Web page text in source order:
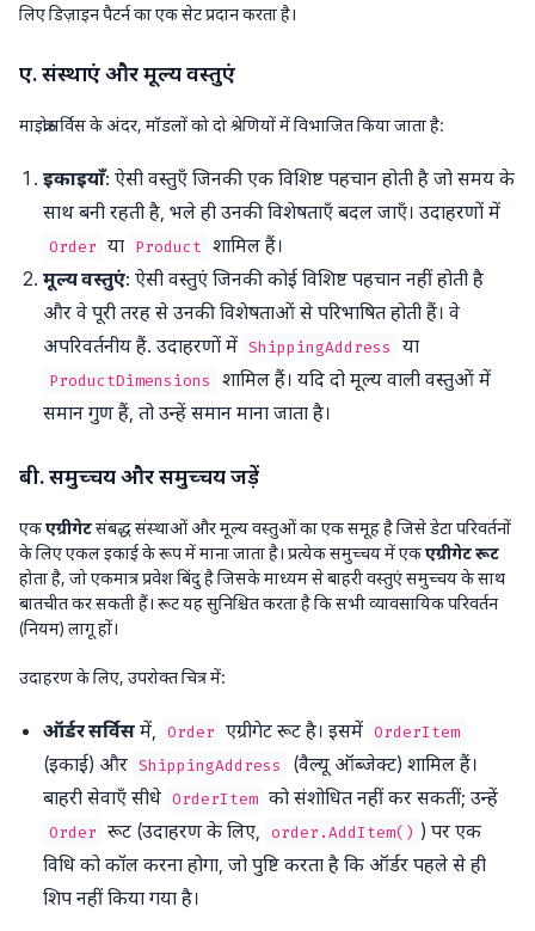
लिए डिज़ाइन पैटर्न का एक सेट प्रदान करता है।
ए. संस्थाएं और मूल्य वस्तुएं
माइक्रोसर्विस के अंदर, मॉडलों को दो श्रेणियों में विभाजित किया जाता है:
इकाइयाँ: ऐसी वस्तुएँ जिनकी एक विशिष्ट पहचान होती है जो समय के
साथ बनी रहती है, भले ही उनकी विशेषताएँ बदल जाएँ। उदाहरणों में
Order या Product शामिल हैं।
मूल्य वस्तुएं: ऐसी वस्तुएं जिनकी कोई विशिष्ट पहचान नहीं होती है
और वे पूरी तरह से उनकी विशेषताओं से परिभाषित होती हैं। वे
अपरिवर्तनीय हैं. उदाहरणों में ShippingAddress या
ProductDimensions
शामिल हैं। यदि दो मूल्य वाली वस्तुओं में
समान गुण हैं, तो उन्हें समान माना जाता है।
बी. समुच्चय और समुच्चय जड़ें
एकएग्रीगेटसंबद्ध संस्थाओं और मूल्य वस्तुओं का एक समूह है जिसे डेटा परिवर्तनों
के लिए एकल इकाई के रूप में माना जाता है। प्रत्येक समुच्चय में एकएग्रीगेट रूट
होता है, जो एकमात्र प्रवेश बिंदु है जिसके माध्यम से बाहरी वस्तुएं समुच्चय के साथ
बातचीत कर सकती हैं। रूट यह सुनिश्चित करता है कि सभी व्यावसायिक परिवर्तन
(नियम) लागू हों।
उदाहरण के लिए, उपरोक्त चित्र में:
ऑर्डर सर्विस में, Order एग्रीगेट रूट है। इसमें OrderItem
(इकाई) और ShippingAddress
(वैल्यू ऑब्जेक्ट) शामिल हैं।
बाहरी सेवाएँ सीधे OrderItem को संशोधित नहीं कर सकतीं; उन्हें
Order रूट (उदाहरण के लिए, order.AddItem() ) पर एक
विधि को कॉल करना होगा, जो पुष्टि करता है कि ऑर्डर पहले से ही
शिप नहीं किया गया है।